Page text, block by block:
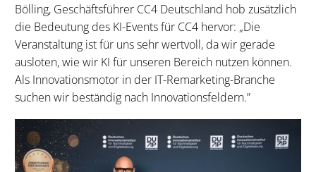
Bölling, Geschäftsführer CC4 Deutschland hob zusätzlich
die Bedeutung des KI-Events für CC4 hervor: „Die
Veranstaltung ist für uns sehr wertvoll, da wir gerade
ausloten, wie wir KI für unseren Bereich nutzen können.
Als Innovationsmotor in der IT-Remarketing-Branche
suchen wir beständig nach Innovationsfeldern.”